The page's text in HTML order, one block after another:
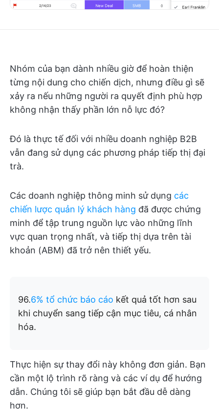
Nhóm của bạn dành nhiều giờ để hoàn thiện
từng nội dung cho chiến dịch, nhưng điều gì sẽ
xảy ra nếu những người ra quyết định phù hợp
không nhận thấy phần lớn nỗ lực đó?
Đó là thực tế đối với nhiều doanh nghiệp B2B
vẫn đang sử dụng các phương pháp tiếp thị đại
trà.
Các doanh nghiệp thông minh sử dụng các
chiến lược quản lý khách hàng đã được chứng
minh để tập trung nguồn lực vào những lĩnh
vực quan trọng nhất, và tiếp thị dựa trên tài
khoản (ABM) đã trở nên thiết yếu.
96.6% tổ chức báo cáo kết quả tốt hơn sau
khi chuyển sang tiếp cận mục tiêu, cá nhân
hóa.
Thực hiện sự thay đổi này không đơn giản. Bạn
cần một lộ trình rõ ràng và các ví dụ để hướng
dẫn. Chúng tôi sẽ giúp bạn bắt đầu dễ dàng
hơn.